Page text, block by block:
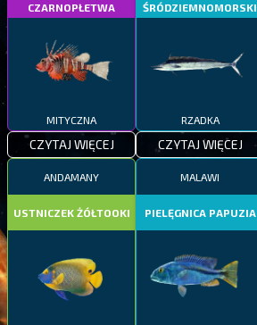
CZARNOPŁETWA
MITYCZNA
CZYTAJ WIĘCEJ
ŚRÓDZIEMNOMORSKI
RZADKA
CZYTAJ WIĘCEJ
ANDAMANY
USTNICZEK ŻÓŁTOOKI
MALAWI
PIELĘGNICA PAPUZIA